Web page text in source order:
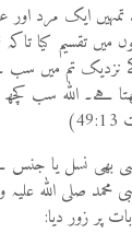
ایک مرد اور
میں تقسیم کیا
نزدیک تم میں
ہے۔ اللہ سب
بھی نسل یا جنس
محمد صلی اللہ
پر زور دیا: